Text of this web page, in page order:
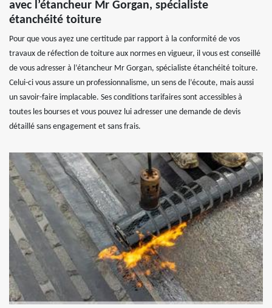
avec l’étancheur Mr Gorgan, spécialiste
étanchéité toiture
Pour que vous ayez une certitude par rapport à la conformité de vos
travaux de réfection de toiture aux normes en vigueur, il vous est conseillé
de vous adresser à l’étancheur Mr Gorgan, spécialiste étanchéité toiture.
Celui-ci vous assure un professionnalisme, un sens de l’écoute, mais aussi
un savoir-faire implacable. Ses conditions tarifaires sont accessibles à
toutes les bourses et vous pouvez lui adresser une demande de devis
détaillé sans engagement et sans frais.